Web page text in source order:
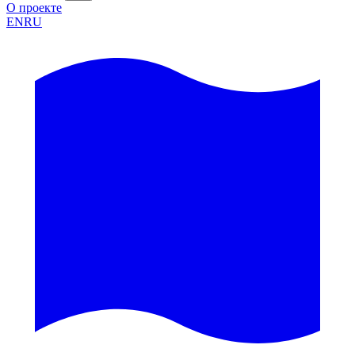
О проекте
ENRU